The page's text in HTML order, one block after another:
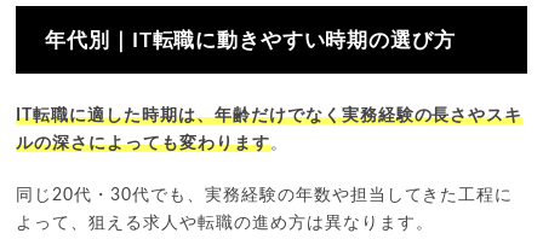
年代別｜IT転職に動きやすい時期の選び方
IT転職に適した時期は、年齢だけでなく実務経験の長さやスキ
ルの深さによっても変わります。
同じ20代・30代でも、実務経験の年数や担当してきた工程に
よって、狙える求人や転職の進め方は異なります。